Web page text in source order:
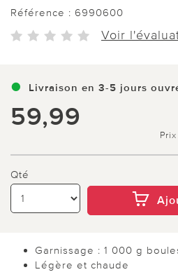
Référence : 6990600
Voir
Livraison en 3-5 jours
59,99
Qté
Garnissage : 1 000 g
Légère et chaude